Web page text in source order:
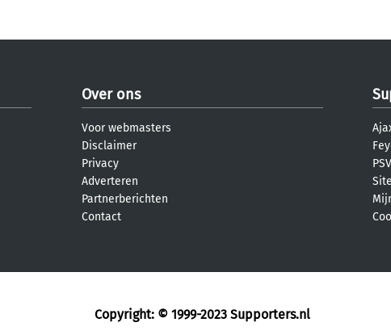
Over ons
Voor webmasters
Disclaimer
Privacy
Adverteren
Partnerberichten
Contact
Copyright: © 1999-2023 Supporters.nl